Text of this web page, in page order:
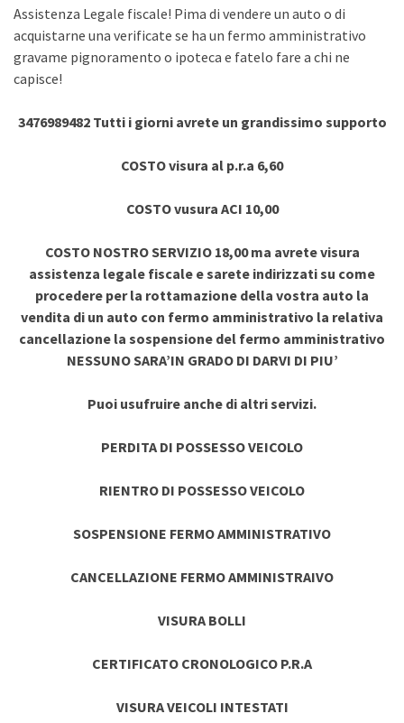
Assistenza Legale fiscale! Pima di vendere un auto o di
acquistarne una verificate se ha un fermo amministrativo
gravame pignoramento o ipoteca e fatelo fare a chi ne
capisce!
3476989482 Tutti i giorni avrete un grandissimo supporto
COSTO visura al p.r.a 6,60
COSTO vusura ACI 10,00
COSTO NOSTRO SERVIZIO 18,00 ma avrete visura
assistenza legale fiscale e sarete indirizzati su come
procedere per la rottamazione della vostra auto la
vendita di un auto con fermo amministrativo la relativa
cancellazione la sospensione del fermo amministrativo
NESSUNO SARA’IN GRADO DI DARVI DI PIU’
Puoi usufruire anche di altri servizi.
PERDITA DI POSSESSO VEICOLO
RIENTRO DI POSSESSO VEICOLO
SOSPENSIONE FERMO AMMINISTRATIVO
CANCELLAZIONE FERMO AMMINISTRAIVO
VISURA BOLLI
CERTIFICATO CRONOLOGICO P.R.A
VISURA VEICOLI INTESTATI